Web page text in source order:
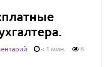
< 1 мин. 8